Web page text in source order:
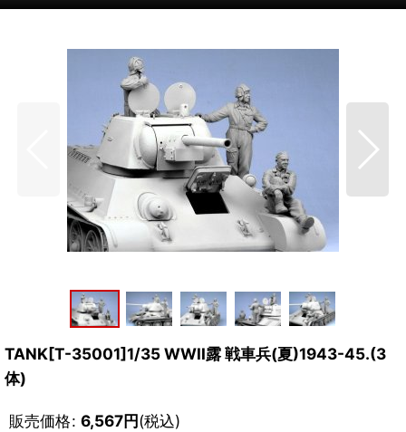
TANK[T-35001]1/35 WWII露 戦車兵(夏)1943-45.(3
体)
販売価格: 6,567円(税込)